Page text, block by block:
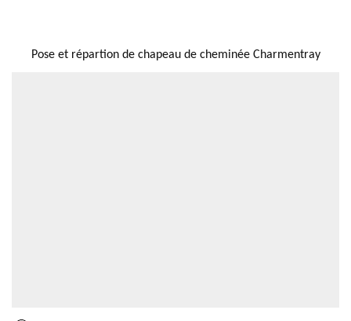
Pose et répartion de chapeau de cheminée Charmentray